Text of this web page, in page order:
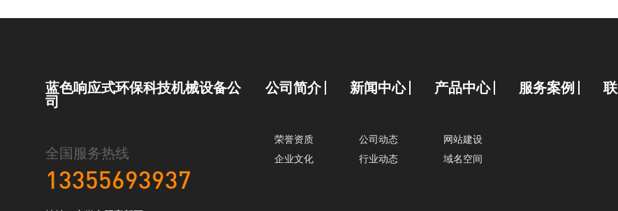
蓝色响应式环保科技机械设备公
司
全国服务热线
13355693937
公司简介
荣誉资质
企业文化
新闻中心
公司动态
行业动态
产品中心
网站建设
域名空间
服务案例